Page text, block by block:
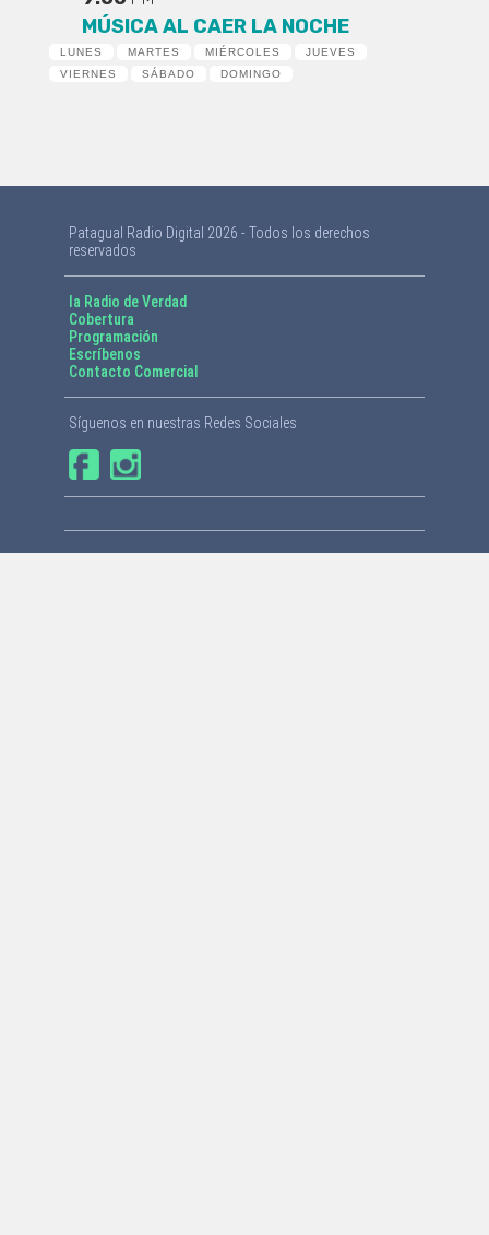
MÚSICA AL CAER LA NOCHE
LUNES MARTES MIÉRCOLES
JUEVES
VIERNES
SÁBADO DOMINGO
Patagual Radio Digital 2026 - Todos los derechos
reservados
la Radio de Verdad
Cobertura
Programación
Escríbenos
Contacto Comercial
Síguenos en nuestras Redes Sociales